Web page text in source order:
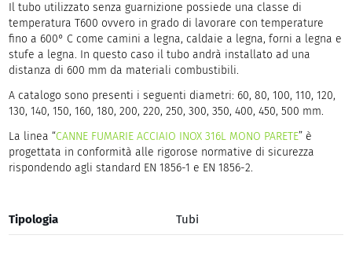
Il tubo utilizzato senza guarnizione possiede una classe di
temperatura T600 ovvero in grado di lavorare con temperature
fino a 600° C come camini a legna, caldaie a legna, forni a legna e
stufe a legna. In questo caso il tubo andrà installato ad una
distanza di 600 mm da materiali combustibili.
A catalogo sono presenti i seguenti diametri: 60, 80, 100, 110, 120,
130, 140, 150, 160, 180, 200, 220, 250, 300, 350, 400, 450, 500 mm.
La linea “CANNE FUMARIE ACCIAIO INOX 316L MONO PARETE” è
progettata in conformità alle rigorose normative di sicurezza
rispondendo agli standard EN 1856-1 e EN 1856-2.
Tipologia Tubi